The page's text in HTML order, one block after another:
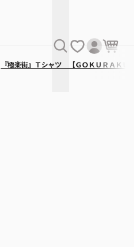
『極楽街』Ｔシャツ 【ＧＯＫＵＲＡＫ